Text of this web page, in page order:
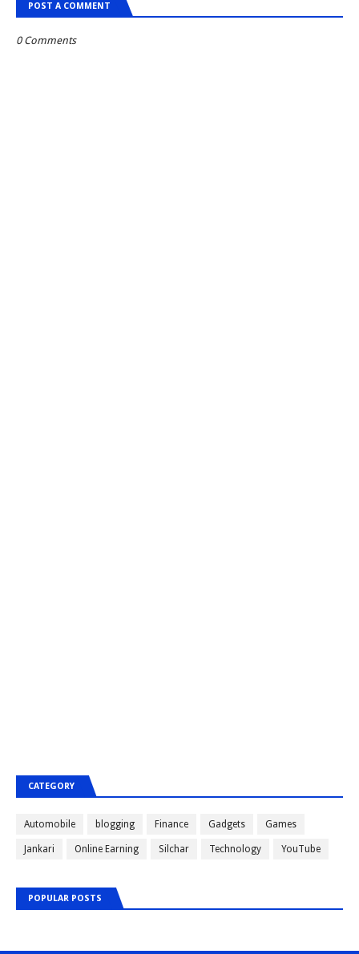
POST A COMMENT
0 Comments
CATEGORY
Automobile blogging Finance Gadgets Games
Jankari Online Earning Silchar Technology YouTube
POPULAR POSTS